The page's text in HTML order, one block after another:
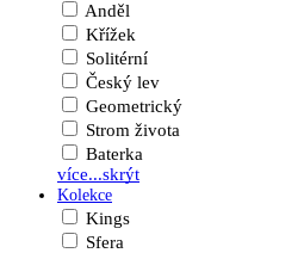
Anděl
Křížek
Solitérní
Český lev
Geometrický
Strom života
Baterka
více...skrýt
Kolekce
Kings
Sfera